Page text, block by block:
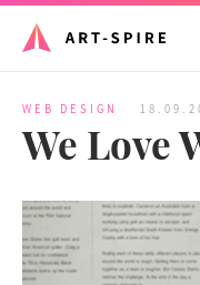
WEB DESIGN
We Love